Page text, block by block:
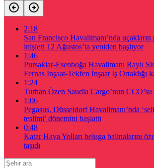
2:18
San Francisco Havalimanı’nda
inişleri 12 Ağustos’ta yeniden başlıyor
1:46
Pursaklar-Esenboğa Havalimanı Raylı
Fernas İnşaat-Tekfen İnşaat İş Ortaklığı
1:24
Turhan Özen Saudia Cargo’nun CCO’su
1:06
Pegasus, Düsseldorf Havalimanı’nda
teslimi’ dönemini başlattı
0:48
Katar Hava Yolları beluga balinalarını
taşıdı